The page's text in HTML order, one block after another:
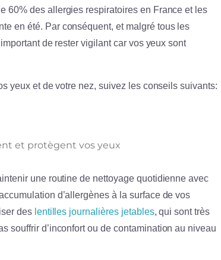
60% des allergies respiratoires en France et les
en été. Par conséquent, et malgré tous les
de rester vigilant car vos yeux sont
yeux et de votre nez, suivez les conseils suivants:
et protègent vos yeux
une routine de nettoyage quotidienne avec
d’allergènes à la surface de vos
des lentilles journalières jetables, qui sont très
souffrir d’inconfort ou de contamination au niveau